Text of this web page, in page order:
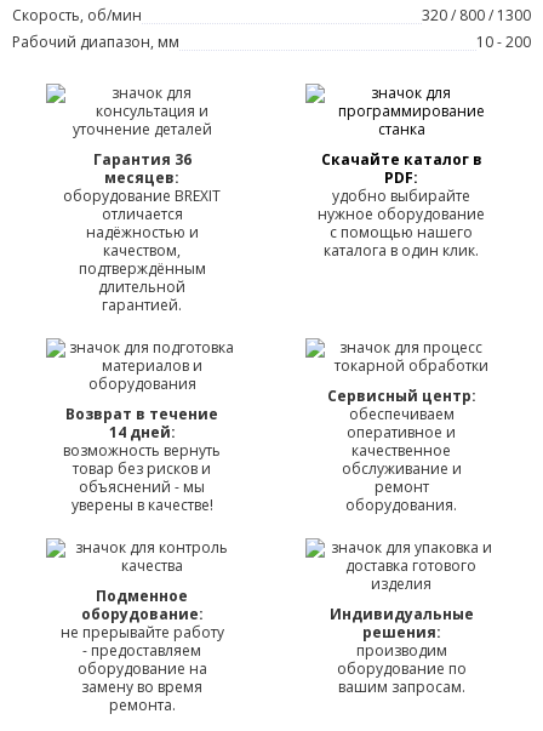
Скорость, об/мин
320 / 800 / 1300
Рабочий диапазон, мм
10 - 200
Гарантия 36
месяцев:
оборудование BREXIT
отличается
надёжностью и
качеством,
подтверждённым
длительной
гарантией.
Скачайте каталог в
PDF:
удобно выбирайте
нужное оборудование
с помощью нашего
каталога в один клик.
Возврат в течение
14 дней:
возможность вернуть
товар без рисков и
объяснений - мы
уверены в качестве!
Сервисный центр:
обеспечиваем
оперативное и
качественное
обслуживание и
ремонт
оборудования.
Подменное
оборудование:
не прерывайте работу
- предоставляем
оборудование на
замену во время
ремонта.
Индивидуальные
решения:
производим
оборудование по
вашим запросам.